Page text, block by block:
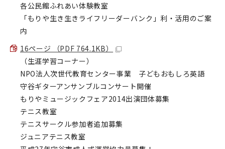
各公民館ふれあい体験教室
「もりや生き生きライフリーダーバンク」利・活用のご案
内
16ページ （PDF 764.1KB）
（生涯学習コーナー）
NPO法人次世代教育センター事業 子どもおもしろ英語
守谷ギターアンサンブルコンサート開催
もりやミュージックフェア2014出演団体募集
テニス教室
テニスサークル参加者追加募集
ジュニアテニス教室